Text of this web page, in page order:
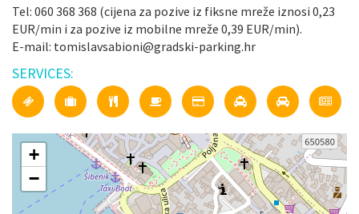
Tel: 060 368 368 (cijena za pozive iz fiksne mreže iznosi 0,23
EUR/min i za pozive iz mobilne mreže 0,39 EUR/min).
E-mail: tomislavsabioni@gradski-parking.hr
SERVICES:
+
−